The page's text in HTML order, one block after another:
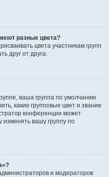
разные цвета?
цвета участникам групп
друг от друга.
ваша группа по умолчанию
какие групповые цвет и звание
конференции может
вашу группу по
и модераторов